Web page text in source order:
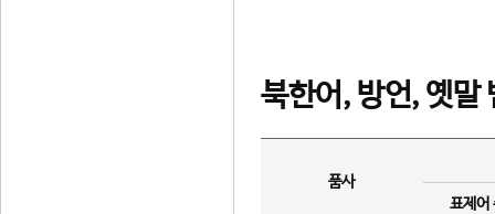
북한어, 방언, 옛말
품사
표제어